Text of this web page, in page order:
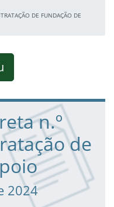
DE FUNDAÇÃO DE
n.º
de
2024